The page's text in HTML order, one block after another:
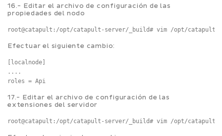
16.- Editar el archivo de configuración de las
propiedades del nodo
root@catapult:/opt/catapult-server/_build# vim /opt/catapult-
Efectuar el siguiente cambio:
[localnode]
....
17.- Editar el archivo de configuración de las
extensiones del servidor
root@catapult:/opt/catapult-server/_build# vim /opt/